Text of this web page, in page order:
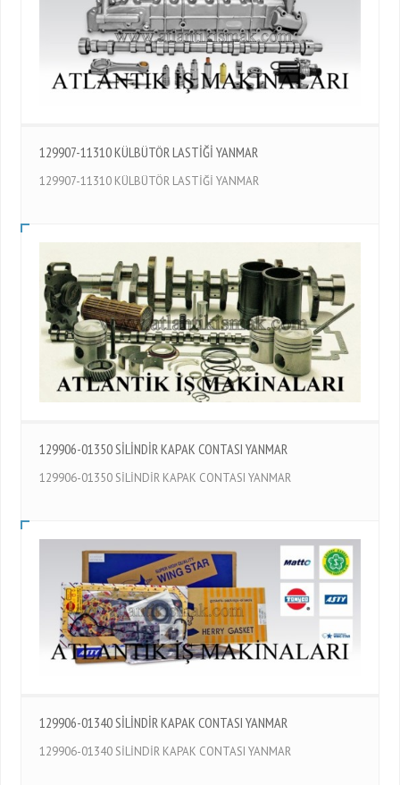
129907-11310 KÜLBÜTÖR LASTİĞİ YANMAR
129907-11310 KÜLBÜTÖR LASTİĞİ YANMAR
129906-01350 SİLİNDİR KAPAK CONTASI YANMAR
129906-01350 SİLİNDİR KAPAK CONTASI YANMAR
129906-01340 SİLİNDİR KAPAK CONTASI YANMAR
129906-01340 SİLİNDİR KAPAK CONTASI YANMAR